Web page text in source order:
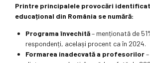
Printre principalele provocări
educațional din România se numără:
Programa învechită– menționată de
respondenți, același procent ca în 2024.
Formarea inadecvată a profesorilor